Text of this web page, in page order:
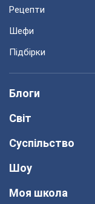
Рецепти
Шефи
Підбірки
Блоги
Світ
Суспільство
Шоу
Моя школа